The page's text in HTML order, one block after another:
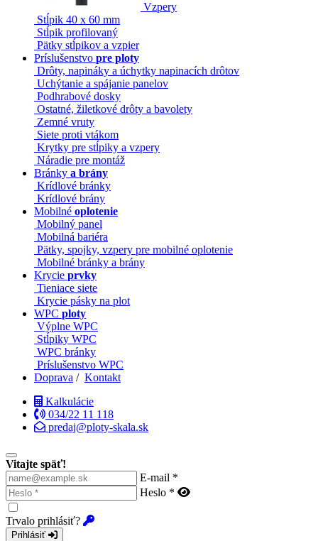
Vzpery
Stĺpik 40 x 60 mm
Stĺpik profilovaný
Pätky stĺpikov a vzpier
Príslušenstvo pre ploty
Drôty, napináky a úchytky napinacích drôtov
Uchýtanie a spájanie panelov
Podhrabové dosky
Ostatné, žiletkové drôty a bavolety
Zemné vruty
Siete proti vtákom
Krytky pre stĺpiky a vzpery
Náradie pre montáž
Bránky a brány
Krídlové bránky
Krídlové brány
Mobilné oplotenie
Mobilný panel
Mobilná bariéra
Pätky, spojky, vzpery pre mobilné oplotenie
Mobilné bránky a brány
Krycie prvky
Tieniace siete
Krycie pásky na plot
WPC ploty
Výplne WPC
Stĺpiky WPC
WPC bránky
Príslušenstvo WPC
Doprava / Kontakt
Kalkulácie
034/22 11 118
predaj@ploty-skala.sk
Vitajte späť!
E-mail *
Heslo *
Trvalo prihlásiť?
Prihlásiť